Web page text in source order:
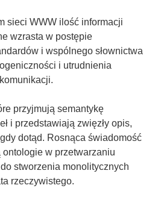
sieci WWW ilość informacji
wzrasta w postępie
i wspólnego słownictwa
i utrudnienia
przyjmują semantykę
i przedstawiają zwięzły opis,
dotąd. Rosnąca świadomość
w przetwarzaniu
stworzenia monolitycznych
rzeczywistego.